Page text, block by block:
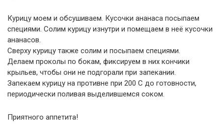
Курицу моем и обсушиваем. Кусочки ананаса посыпаем
специями. Солим курицу изнутри и помещаем в неё кусочки
ананасов.
Сверху курицу также солим и посыпаем специями.
Делаем проколы по бокам, фиксируем в них кончики
крыльев, чтобы они не подгорали при запекании.
Запекаем курицу на противне при 200 С до готовности,
периодически поливая выделившемся соком.
Приятного аппетита!